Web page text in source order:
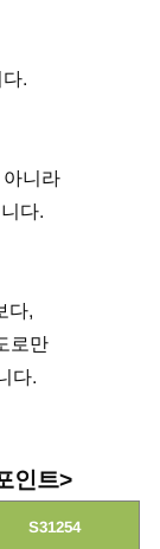
.
아니라
다.
다,
로만
다.
인트>
S31254